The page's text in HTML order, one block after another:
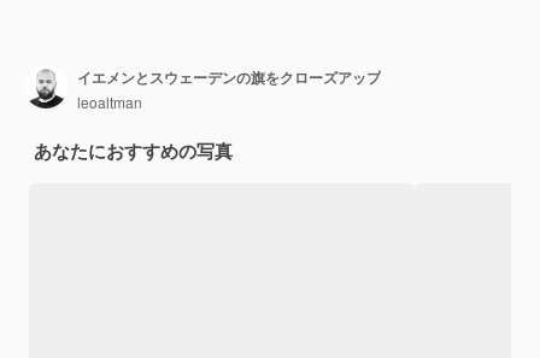
イエメンとスウェーデンの旗をクローズアップ
leoaltman
あなたにおすすめの写真